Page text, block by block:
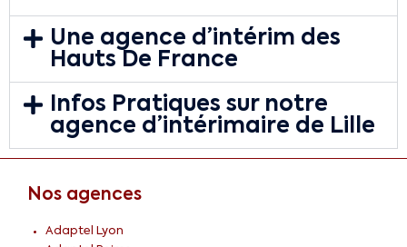
Une agence d’intérim des
Hauts De France
Infos Pratiques sur notre
agence d’intérimaire de Lille
Nos agences
Adaptel Lyon